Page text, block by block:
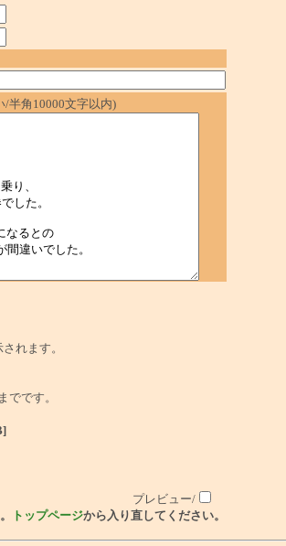
/半角10000文字以内)
れます。
でです。
プレビュー/
トップページから入り直してください。